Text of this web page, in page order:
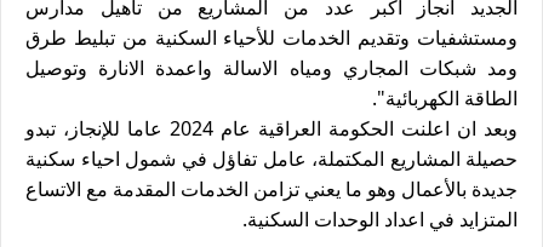
الجديد انجاز اكبر عدد من المشاريع من تأهيل مدارس
ومستشفيات وتقديم الخدمات للأحياء السكنية من تبليط طرق
ومد شبكات المجاري ومياه الاسالة واعمدة الانارة وتوصيل
الطاقة الكهربائية".
وبعد ان اعلنت الحكومة العراقية عام 2024 عاما للإنجاز، تبدو
حصيلة المشاريع المكتملة، عامل تفاؤل في شمول احياء سكنية
جديدة بالأعمال وهو ما يعني تزامن الخدمات المقدمة مع الاتساع
المتزايد في اعداد الوحدات السكنية.